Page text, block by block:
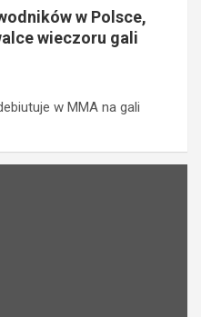
w Polsce,
wieczoru gali
w MMA na gali